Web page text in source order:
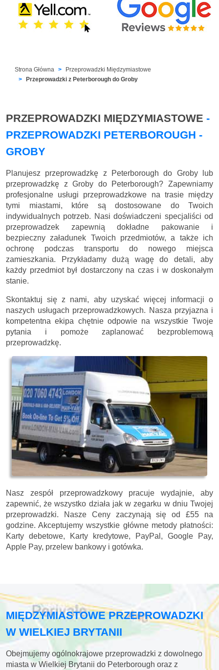
Strona Główna
Przeprowadzki Międzymiastowe
Przeprowadzki z Peterborough do Groby
PRZEPROWADZKI MIĘDZYMIASTOWE -
PRZEPROWADZKI PETERBOROUGH -
GROBY
Planujesz przeprowadzkę z Peterborough do Groby lub
przeprowadzkę z Groby do Peterborough? Zapewniamy
profesjonalne usługi przeprowadzkowe na trasie między
tymi miastami, które są dostosowane do Twoich
indywidualnych potrzeb. Nasi doświadczeni specjaliści od
przeprowadzek zapewnią dokładne pakowanie i
bezpieczny załadunek Twoich przedmiotów, a także ich
ochronę podczas transportu do nowego miejsca
zamieszkania. Przykładamy dużą wagę do detali, aby
każdy przedmiot był dostarczony na czas i w doskonałym
stanie.
Skontaktuj się z nami, aby uzyskać więcej informacji o
naszych usługach przeprowadzkowych. Nasza przyjazna i
kompetentna ekipa chętnie odpowie na wszystkie Twoje
pytania i pomoże zaplanować bezproblemową
przeprowadzkę.
Nasz zespół przeprowadzkowy pracuje wydajnie, aby
zapewnić, że wszystko działa jak w zegarku w dniu Twojej
przeprowadzki. Nasze Ceny zaczynają się od £55 na
godzine. Akceptujemy wszystkie główne metody płatności:
Karty debetowe, Karty kredytowe, PayPal, Google Pay,
Apple Pay, przelew bankowy i gotówka.
MIĘDZYMIASTOWE PRZEPROWADZKI
W WIELKIEJ BRYTANII
Obejmujemy ogólnokrajowe przeprowadzki z dowolnego
miasta w Wielkiej Brytanii do Peterborough oraz z